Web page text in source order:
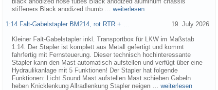
stiffeners Black anodized thumb … weiterlesen
1:14 Falt-Gabelstapler BM214, rot RTR + … 19. July 2026
Kleiner Falt-Gabelstapler inkl. Transportbox für LKW im Maßstab
1:14. Der Stapler ist komplett aus Metall gefertigt und kommt
fahrfertig mit Fernsteuerung. Dieser technisch hochinteressante
Stapler kann den Mast automatisch aufstellen und verfügt über eine
Hydraulikanlage mit 5 Funktionen! Der Stapler hat folgende
Funktionen: Licht Sound Mast aufstellen Mast schieben Gabeln
heben Knicklenkung Allradlenkung Stapler neigen … weiterlesen